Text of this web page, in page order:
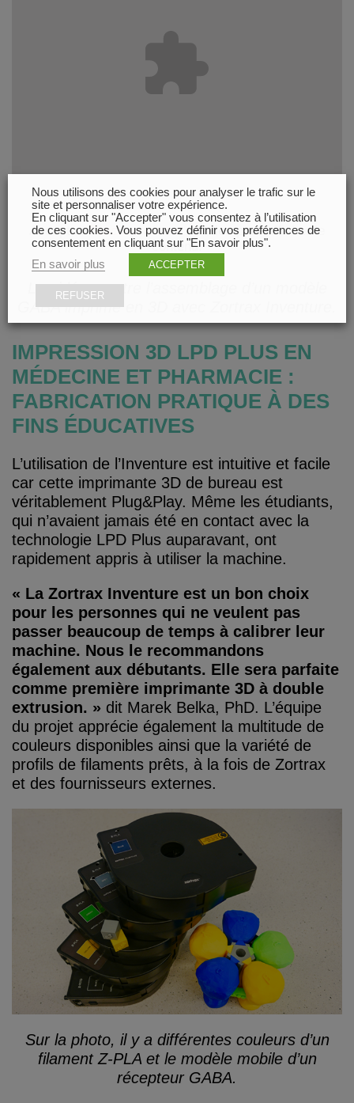
AcceptezFonctionnement cookies pour afficher le
contenu.
La vidéo montre l’assemblage d’un modèle
GABA imprimé en 3D avec Zortrax Inventure.
IMPRESSION 3D LPD PLUS EN
MÉDECINE ET PHARMACIE :
FABRICATION PRATIQUE À DES
FINS ÉDUCATIVES
L’utilisation de l’Inventure est intuitive et facile
car cette imprimante 3D de bureau est
véritablement Plug&Play. Même les étudiants,
qui n’avaient jamais été en contact avec la
technologie LPD Plus auparavant, ont
rapidement appris à utiliser la machine.
« La Zortrax Inventure est un bon choix
pour les personnes qui ne veulent pas
passer beaucoup de temps à calibrer leur
machine. Nous le recommandons
également aux débutants. Elle sera parfaite
comme première imprimante 3D à double
extrusion. » dit Marek Belka, PhD. L’équipe
du projet apprécie également la multitude de
couleurs disponibles ainsi que la variété de
profils de filaments prêts, à la fois de Zortrax
et des fournisseurs externes.
Sur la photo, il y a différentes couleurs d’un
filament Z-PLA et le modèle mobile d’un
récepteur GABA.
Nous utilisons des cookies pour analyser le trafic sur le
site et personnaliser votre expérience.
En cliquant sur "Accepter" vous consentez à l’utilisation
de ces cookies. Vous pouvez définir vos préférences de
consentement en cliquant sur "En savoir plus".
En savoir plus
ACCEPTER
REFUSER